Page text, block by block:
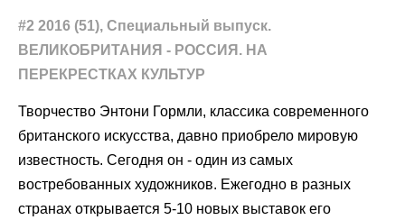
#2 2016 (51), Специальный выпуск.
ВЕЛИКОБРИТАНИЯ - РОССИЯ. НА
ПЕРЕКРЕСТКАХ КУЛЬТУР
Творчество Энтони Гормли, классика современного
британского искусства, давно приобрело мировую
известность. Сегодня он - один из самых
востребованных художников. Ежегодно в разных
странах открывается 5-10 новых выставок его